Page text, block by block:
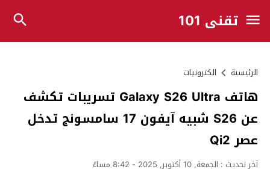
تقني 101
الرئيسية الكترونيات
هاتف Galaxy S26 Ultra تسريبات تكشف
عن S26 شبيه آيفون 17 سامسونج تدخل
عصر Qi2
آخر تحديث : الجمعة, 10 أكتوبر, 2025 - 8:42 مساءً